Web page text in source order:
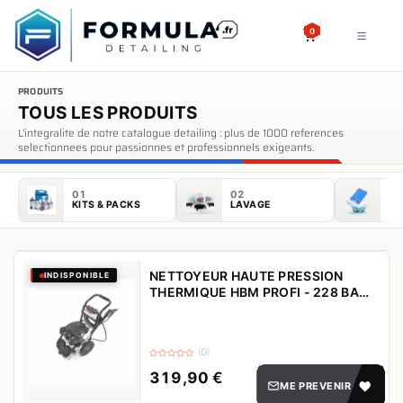
SE RENDRE AU CONTENU
0
PRODUITS
TOUS LES PRODUITS
L'integralite de notre catalogue detailing : plus de 1000 references
selectionnees pour passionnes et professionnels exigeants.
01
KITS & PACKS
02
LAVAGE
INDISPONIBLE
NETTOYEUR HAUTE PRESSION
THERMIQUE HBM PROFI - 228 BAR
(0)
319,90 € ME PREVENIR